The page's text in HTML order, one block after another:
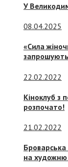
У
08.04.2025
«Сила
22.02.2022
Кіноклуб з
розпочато!
21.02.2022
Броварська
на художню